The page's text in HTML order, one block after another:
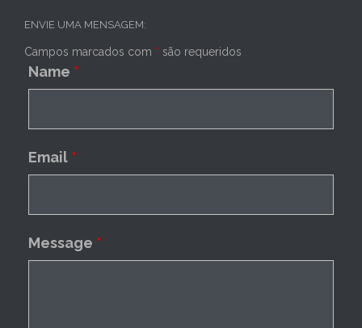
ENVIE UMA MENSAGEM:
Campos marcados com * são requeridos
Name *
Email *
Message *